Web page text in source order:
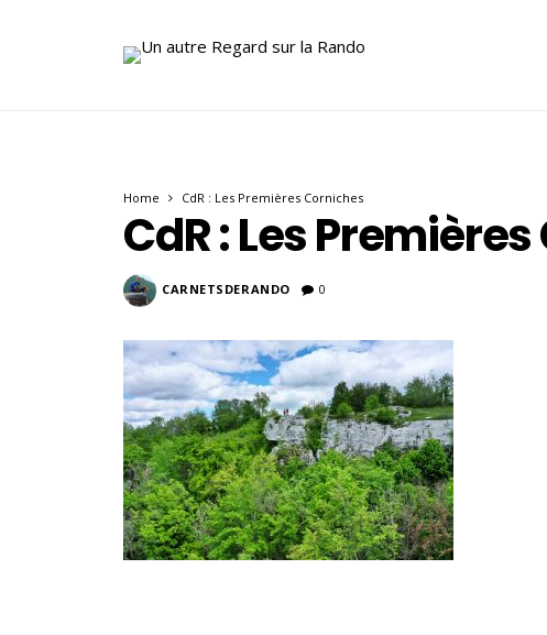
Home CdR : Les Premières Corniches
CdR : Les
CARNETSDERANDO 0